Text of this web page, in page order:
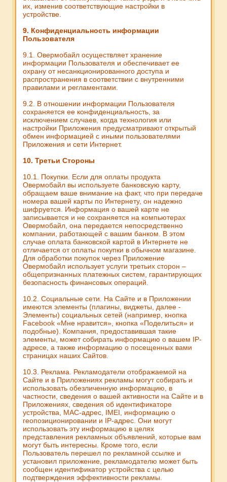
их, изменив соответствующие настройки в
устройстве.
9. Конфиденциальность информации
Пользователя
9.1. Овермобайл осуществляет хранение
информации Пользователя и обеспечивает ее
охрану от несанкционированного доступа и
распространения в соответствии с внутренними
правилами и регламентами.
9.2. В отношении информации Пользователя
сохраняется ее конфиденциальность, за
исключением случаев, когда технология или
настройки Приложения предусматривают открытый
обмен информацией с иными пользователями
Приложения и сети Интернет.
10. Третьи Стороны
10.1. Покупки. Если для оплаты продукта
Овермобайл вы используете банковскую карту,
обращаем ваше внимание на факт, что при передаче
номера вашей карты по Интернету, он надежно
шифруется. Информация о вашей карте не
записывается и не сохраняется на компьютерах
Овермобайл, она передается непосредственно
компании, работающей с вашим банком. В этом
случае оплата банковской картой в Интернете не
отличается от оплаты покупки в обычном магазине.
Для обработки покупок через Приложение
Овермобайл использует услуги третьих сторон –
общепризнанных платежных систем, гарантирующих
безопасность финансовых операций.
10.2. Социальные сети. На Сайте и в Приложении
имеются элементы (плагины, виджеты, далее -
Элементы) социальных сетей (например, кнопка
Facebook «Мне нравится», кнопка «Поделиться» и
подобные). Компания, предоставившая такие
элементы, может собирать информацию о вашем IP-
адресе, а также информацию о посещенных вами
страницах наших Сайтов.
10.3. Реклама. Рекламодатели отображаемой на
Сайте и в Приложениях рекламы могут собирать и
использовать обезличенную информацию, в
частности, сведения о вашей активности на Сайте и в
Приложениях, сведения об идентификаторе
устройства, MAC-адрес, IMEI, информацию о
геопозиционировании и IP-адрес. Они могут
использовать эту информацию в целях
представления рекламных объявлений, которые вам
могут быть интересны. Кроме того, если
Пользователь перешел по рекламной ссылке и
установил приложение, рекламодателю может быть
сообщен идентификатор устройства с целью
подтверждения эффективности рекламы.